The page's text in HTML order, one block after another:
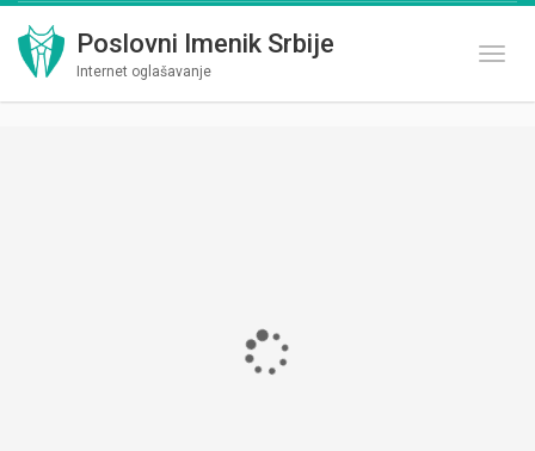
Poslovni Imenik Srbije
Internet oglašavanje